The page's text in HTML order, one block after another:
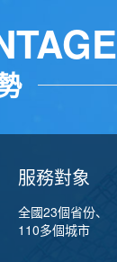
服務對象
全國23個省份、
110多個城市